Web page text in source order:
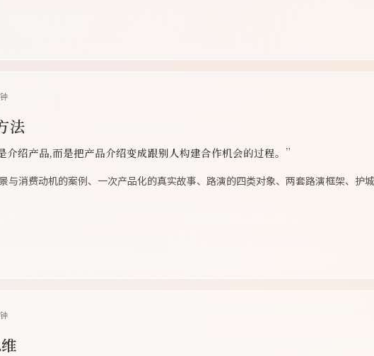
法
介绍产品,而是把产品介绍变成跟别人构建合作机会的过程。”
与消费动机的案例、一次产品化的真实故事、路演的四类对象、两套路演框架、护